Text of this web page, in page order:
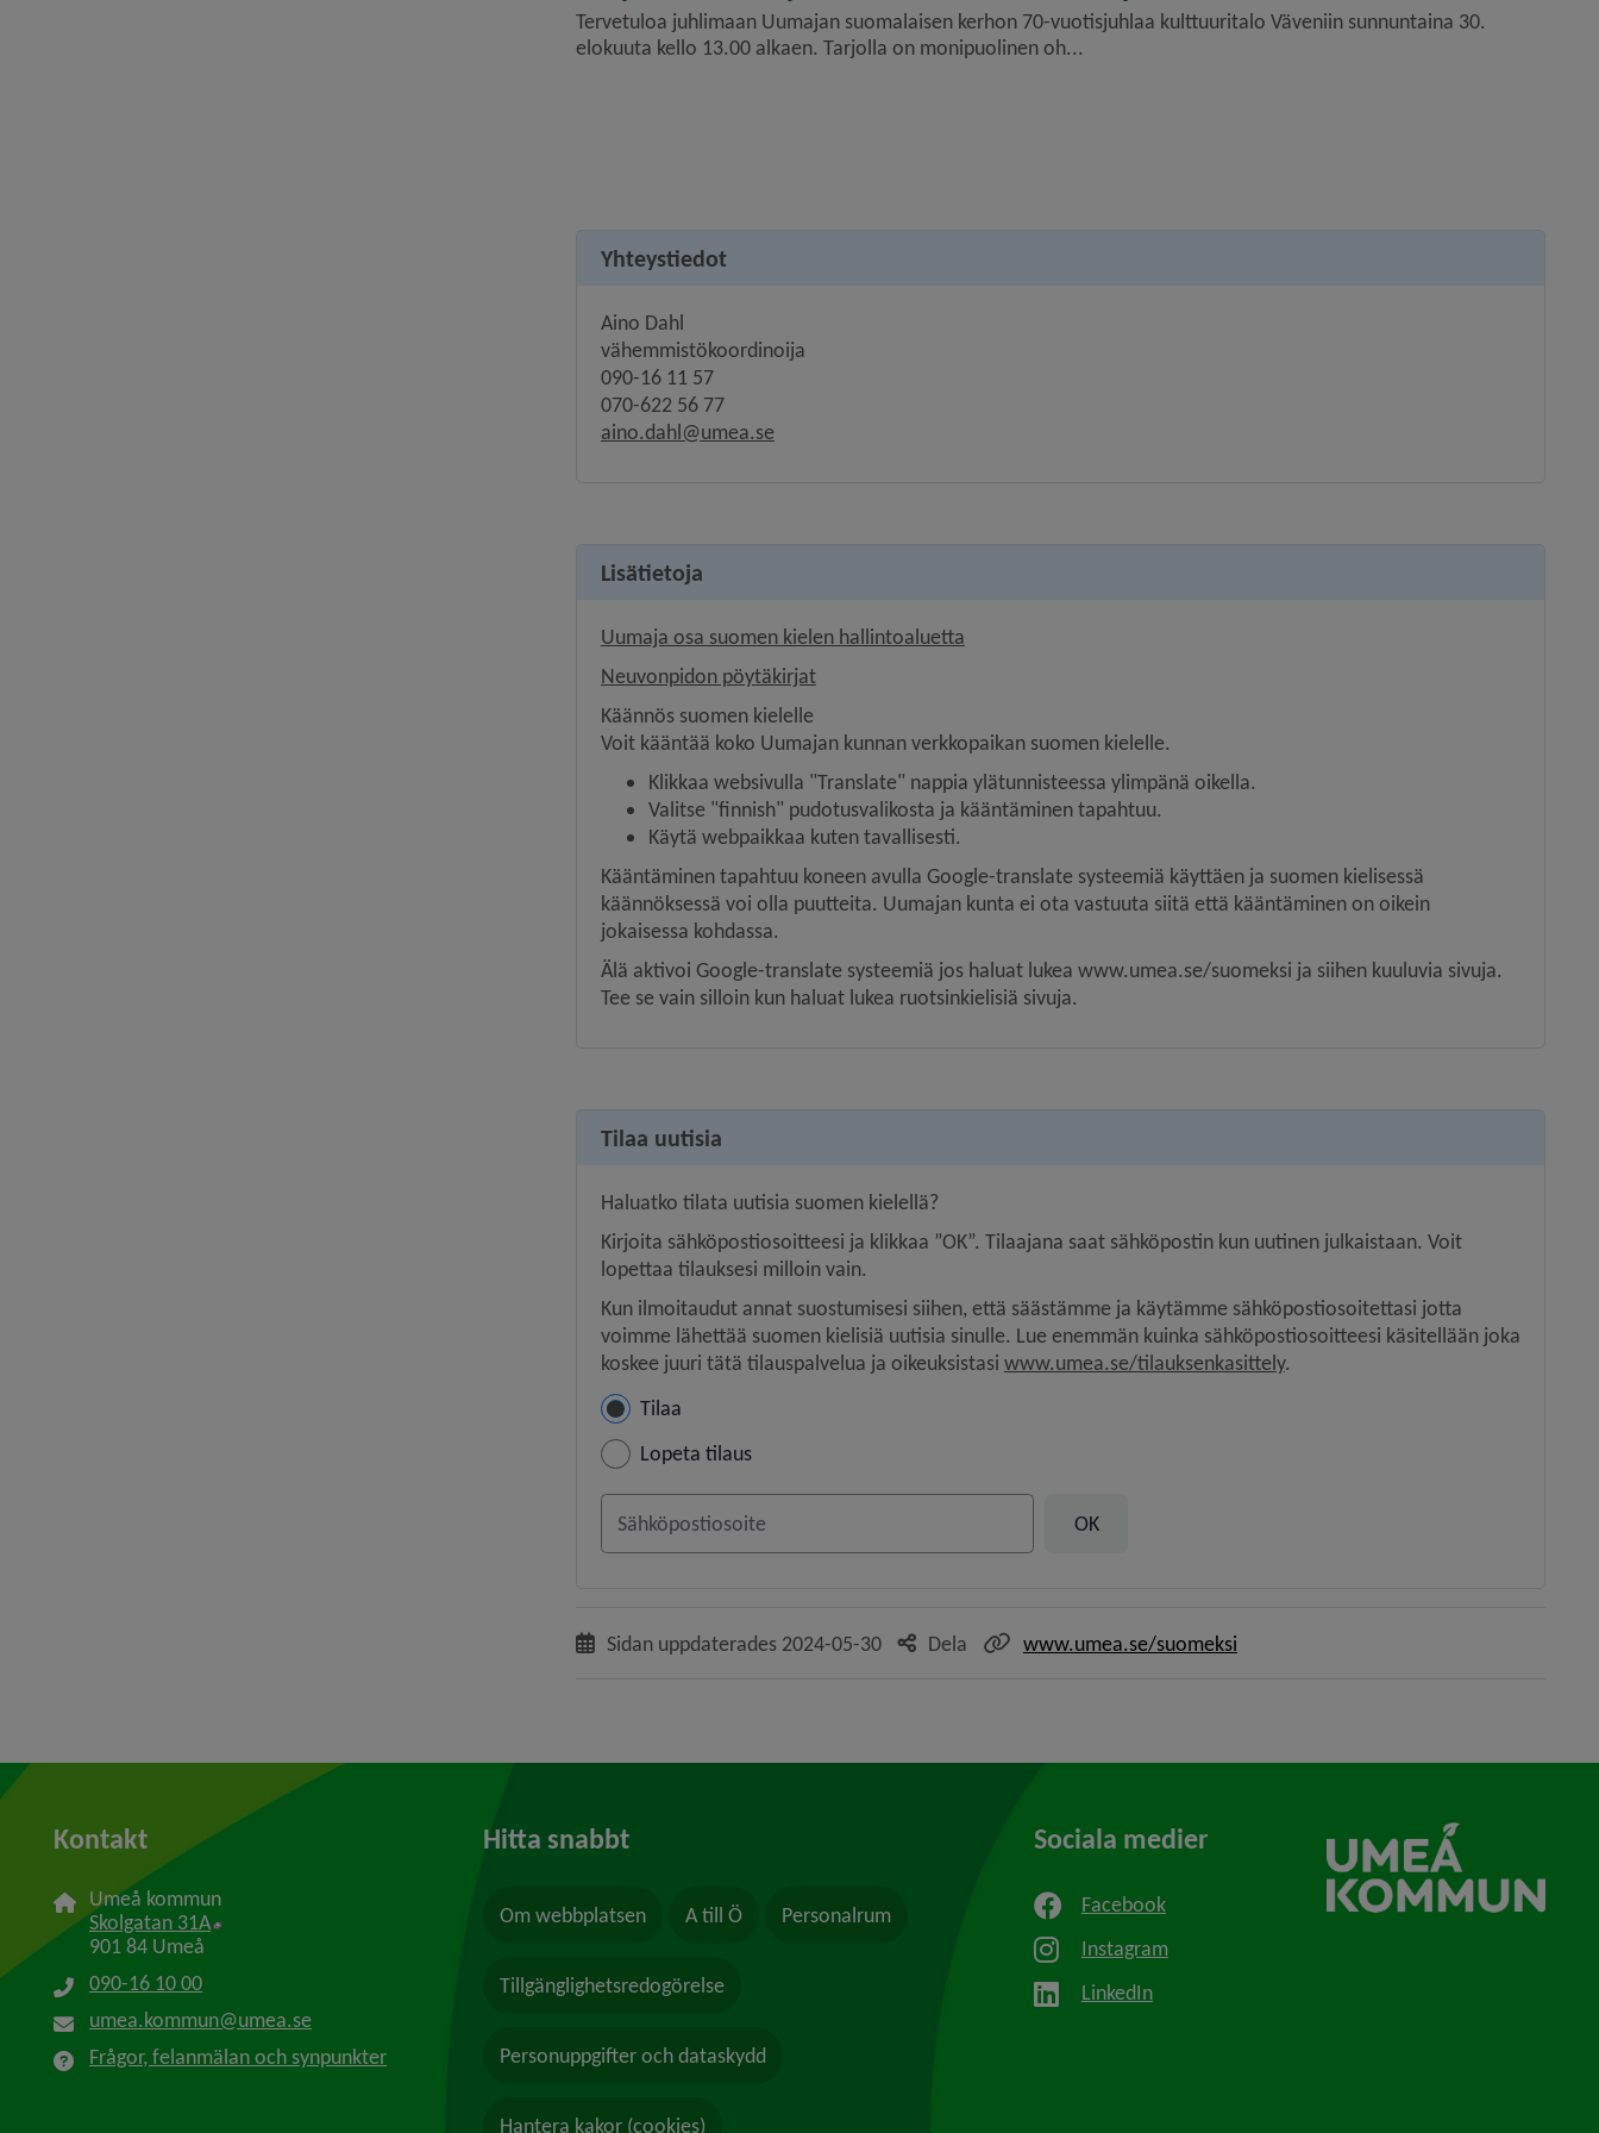
Tervetuloa juhlimaan Uumajan suomalaisen kerhon 70-vuotisjuhlaa kulttuuritalo Väveniin sunnuntaina 30.
elokuuta kello 13.00 alkaen. Tarjolla on monipuolinen oh...
Yhteystiedot
Aino Dahl
vähemmistökoordinoija
090-16 11 57
070-622 56 77
aino.dahl@umea.se
Lisätietoja
Uumaja osa suomen kielen hallintoaluetta
Neuvonpidon pöytäkirjat
Käännös suomen kielelle
Voit kääntää koko Uumajan kunnan verkkopaikan suomen kielelle.
Klikkaa websivulla "Translate" nappia ylätunnisteessa ylimpänä oikella.
Valitse "finnish" pudotusvalikosta ja kääntäminen tapahtuu.
Käytä webpaikkaa kuten tavallisesti.
Kääntäminen tapahtuu koneen avulla Google-translate systeemiä käyttäen ja suomen kielisessä
käännöksessä voi olla puutteita. Uumajan kunta ei ota vastuuta siitä että kääntäminen on oikein
jokaisessa kohdassa.
Älä aktivoi Google-translate systeemiä jos haluat lukea www.umea.se/suomeksi ja siihen kuuluvia sivuja.
Tee se vain silloin kun haluat lukea ruotsinkielisiä sivuja.
Tilaa uutisia
Haluatko tilata uutisia suomen kielellä?
Kirjoita sähköpostiosoitteesi ja klikkaa ”OK”. Tilaajana saat sähköpostin kun uutinen julkaistaan. Voit
lopettaa tilauksesi milloin vain.
Kun ilmoitaudut annat suostumisesi siihen, että säästämme ja käytämme sähköpostiosoitettasi jotta
voimme lähettää suomen kielisiä uutisia sinulle. Lue enemmän kuinka sähköpostiosoitteesi käsitellään joka
koskee juuri tätä tilauspalvelua ja oikeuksistasi www.umea.se/tilauksenkasittely.
Manage subscription
Tilaa
Lopeta tilaus
Your email address
Sidan uppdaterades 2024-05-30 Dela www.umea.se/suomeksi
Kontakt
Umeå kommun
Skolgatan 31A Länk till annan webbplats, öppnas i nytt fönster.
901 84 Umeå
090-16 10 00
umea.kommun@umea.se
Frågor, felanmälan och synpunkter
Hitta snabbt
Om webbplatsen A till Ö Personalrum
Tillgänglighetsredogörelse
Personuppgifter och dataskydd
Hantera kakor (cookies)
Sociala medier
Facebook
Instagram
LinkedIn